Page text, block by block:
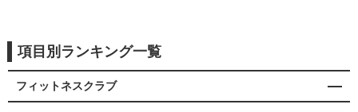
項目別ランキング一覧
フィットネスクラブ